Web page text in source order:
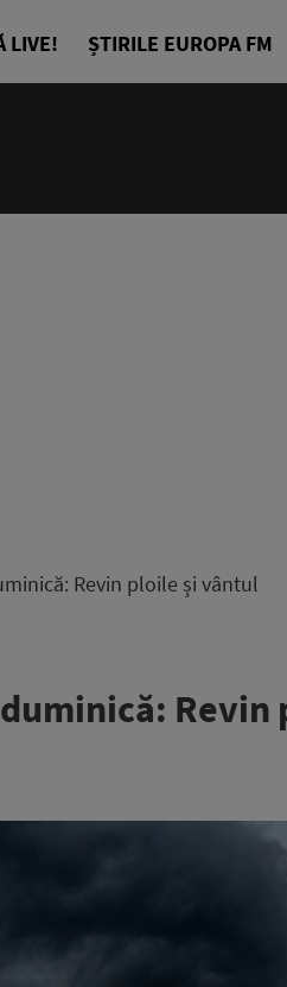
LIVE! ȘTIRILE EUROPA FM
Revin ploile și vântul